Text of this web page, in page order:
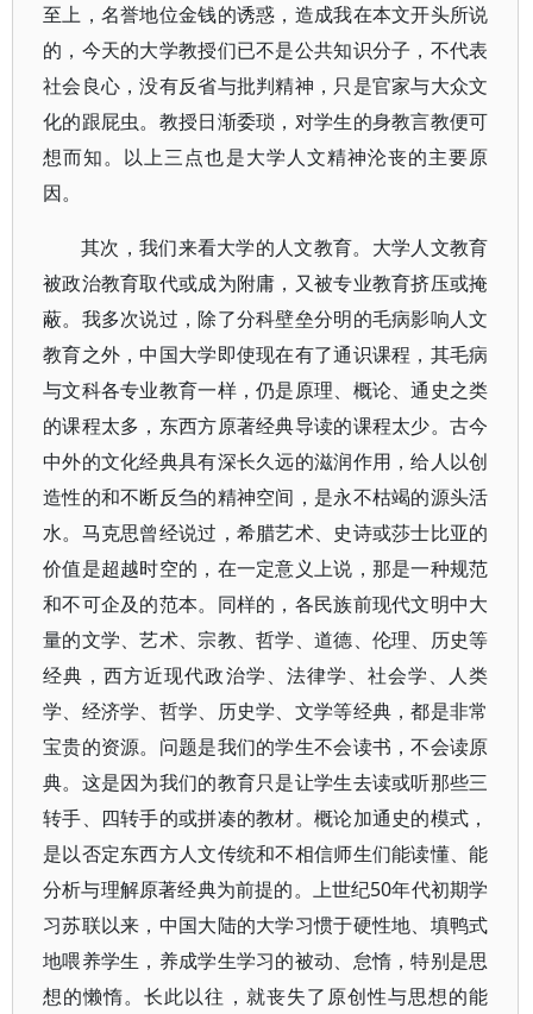
至上，名誉地位金钱的诱惑，造成我在本文开头所说
的，今天的大学教授们已不是公共知识分子，不代表
社会良心，没有反省与批判精神，只是官家与大众文
化的跟屁虫。教授日渐委琐，对学生的身教言教便可
想而知。以上三点也是大学人文精神沦丧的主要原
因。
其次，我们来看大学的人文教育。大学人文教育
被政治教育取代或成为附庸，又被专业教育挤压或掩
蔽。我多次说过，除了分科壁垒分明的毛病影响人文
教育之外，中国大学即使现在有了通识课程，其毛病
与文科各专业教育一样，仍是原理、概论、通史之类
的课程太多，东西方原著经典导读的课程太少。古今
中外的文化经典具有深长久远的滋润作用，给人以创
造性的和不断反刍的精神空间，是永不枯竭的源头活
水。马克思曾经说过，希腊艺术、史诗或莎士比亚的
价值是超越时空的，在一定意义上说，那是一种规范
和不可企及的范本。同样的，各民族前现代文明中大
量的文学、艺术、宗教、哲学、道德、伦理、历史等
经典，西方近现代政治学、法律学、社会学、人类
学、经济学、哲学、历史学、文学等经典，都是非常
宝贵的资源。问题是我们的学生不会读书，不会读原
典。这是因为我们的教育只是让学生去读或听那些三
转手、四转手的或拼凑的教材。概论加通史的模式，
是以否定东西方人文传统和不相信师生们能读懂、能
分析与理解原著经典为前提的。上世纪50年代初期学
习苏联以来，中国大陆的大学习惯于硬性地、填鸭式
地喂养学生，养成学生学习的被动、怠惰，特别是思
想的懒惰。长此以往，就丧失了原创性与思想的能